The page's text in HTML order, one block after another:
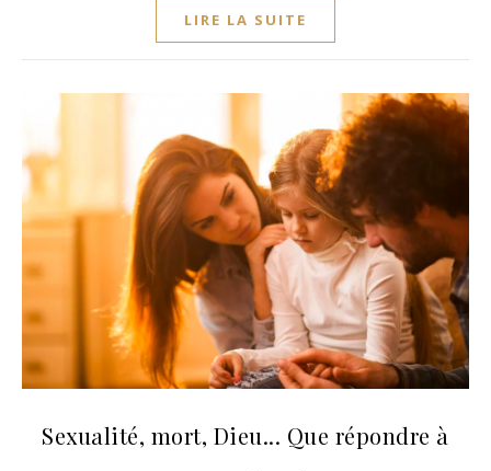
LIRE LA SUITE
Sexualité, mort, Dieu... Que répondre à